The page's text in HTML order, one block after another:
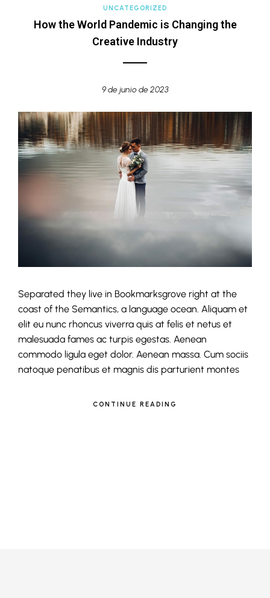
UNCATEGORIZED
How the World Pandemic is Changing the
Creative Industry
9 de junio de 2023
Separated they live in Bookmarksgrove right at the
coast of the Semantics, a language ocean. Aliquam et
elit eu nunc rhoncus viverra quis at felis et netus et
malesuada fames ac turpis egestas. Aenean
commodo ligula eget dolor. Aenean massa. Cum sociis
natoque penatibus et magnis dis parturient montes
CONTINUE READING